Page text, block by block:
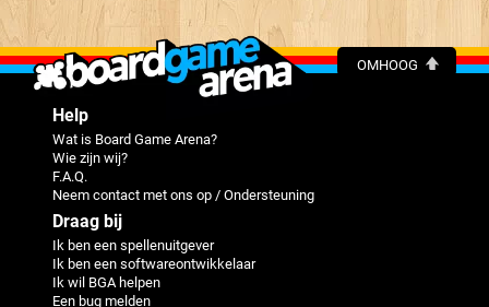
OMHOOG
Help
Wat is Board Game Arena?
Wie zijn wij?
F.A.Q.
Neem contact met ons op / Ondersteuning
Draag bij
Ik ben een spellenuitgever
Ik ben een softwareontwikkelaar
Ik wil BGA helpen
Een bug melden